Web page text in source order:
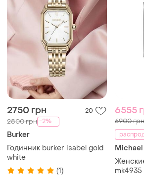
2750 грн 20
2800 грн -2%
Burker
Годинник burker isabel gold
white
(1)
6555
6900 грн
Michael